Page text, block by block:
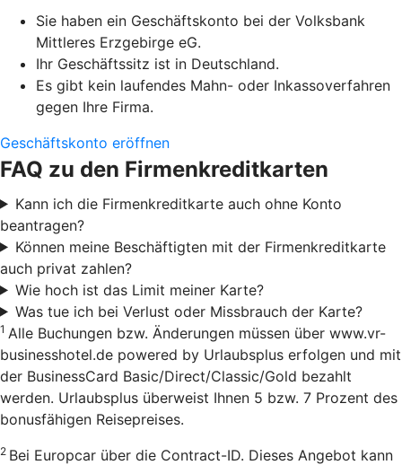
Sie haben ein Geschäftskonto bei der Volksbank
Mittleres Erzgebirge eG.
Ihr Geschäftssitz ist in Deutschland.
Es gibt kein laufendes Mahn- oder Inkassoverfahren
gegen Ihre Firma.
Geschäftskonto eröffnen
FAQ zu den Firmenkreditkarten
Kann ich die Firmenkreditkarte auch ohne Konto
beantragen?
Können meine Beschäftigten mit der Firmenkreditkarte
auch privat zahlen?
Wie hoch ist das Limit meiner Karte?
Was tue ich bei Verlust oder Missbrauch der Karte?
1 Alle Buchungen bzw. Änderungen müssen über www.vr-
businesshotel.de powered by Urlaubsplus erfolgen und mit
der BusinessCard Basic/Direct/Classic/Gold bezahlt
werden. Urlaubsplus überweist Ihnen 5 bzw. 7 Prozent des
bonusfähigen Reisepreises.
2 Bei Europcar über die Contract-ID. Dieses Angebot kann